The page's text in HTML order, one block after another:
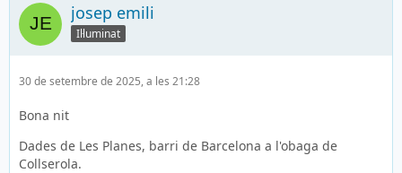
josep emili
Il·luminat
30 de setembre de 2025, a les 21:28
Bona nit
Dades de Les Planes, barri de Barcelona a l'obaga de
Collserola.